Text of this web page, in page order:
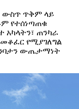
ውስጥ ጥቅም ላይ
የተሰነጣጠቁ
አካላትን፣ ጠንካራ
የሚያገለግል
ውጤታማነት